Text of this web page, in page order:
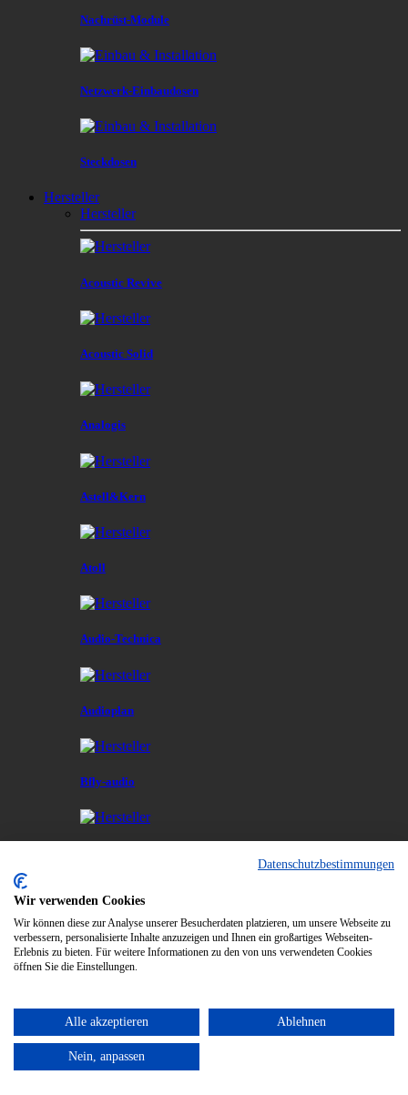
Nachrüst-Module
Netzwerk-Einbaudosen
Steckdosen
Hersteller
Hersteller
Acoustic Revive
Acoustic Solid
Analogis
Astell&Kern
Atoll
Audio-Technica
Audioplan
Bfly-audio
Bluesound
Burmester
Datenschutzbestimmungen
Wir verwenden Cookies
Wir können diese zur Analyse unserer Besucherdaten platzieren, um unsere Webseite zu
verbessern, personalisierte Inhalte anzuzeigen und Ihnen ein großartiges Webseiten-
Erlebnis zu bieten. Für weitere Informationen zu den von uns verwendeten Cookies
öffnen Sie die Einstellungen.
Alle akzeptieren Ablehnen
Nein, anpassen